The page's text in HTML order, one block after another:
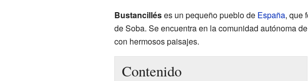
Bustancilléses un pequeño pueblo de España, que
de Soba. Se encuentra en la comunidad autónoma de
con hermosos paisajes.
Contenido